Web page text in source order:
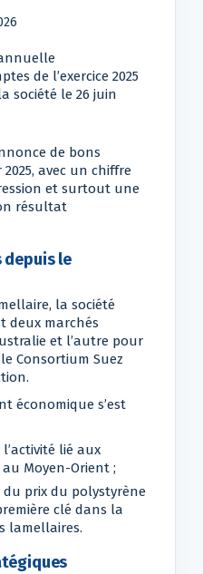
annuelle
de l’exercice 2025
société le 26 juin
de bons
avec un chiffre
et surtout une
résultat
depuis le
la société
deux marchés
et l’autre pour
Consortium Suez
économique s’est
lié aux
Moyen-Orient ;
du prix du polystyrène
clé dans la
lamellaires.